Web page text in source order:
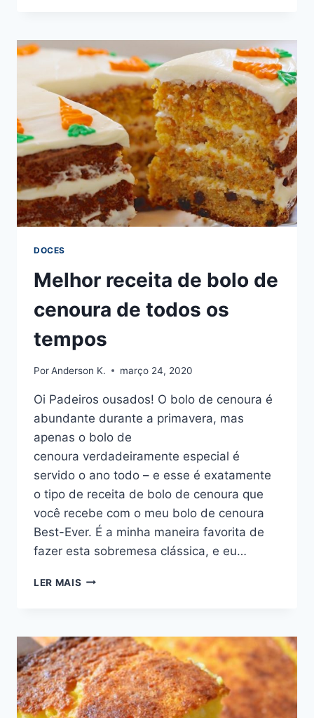
LATINHA
SUPER
CREMOSO
MILHO
DE
LATA
DOCES
Melhor receita de bolo de
cenoura de todos os
tempos
PorAnderson K. março 24, 2020
Oi Padeiros ousados! O bolo de cenoura é
abundante durante a primavera, mas
apenas o bolo de
cenoura verdadeiramente especial é
servido o ano todo – e esse é exatamente
o tipo de receita de bolo de cenoura que
você recebe com o meu bolo de cenoura
Best-Ever. É a minha maneira favorita de
fazer esta sobremesa clássica, e eu…
LER MAIS MELHOR
DE
CENOURA
DE
TODOS
OS
TEMPOS